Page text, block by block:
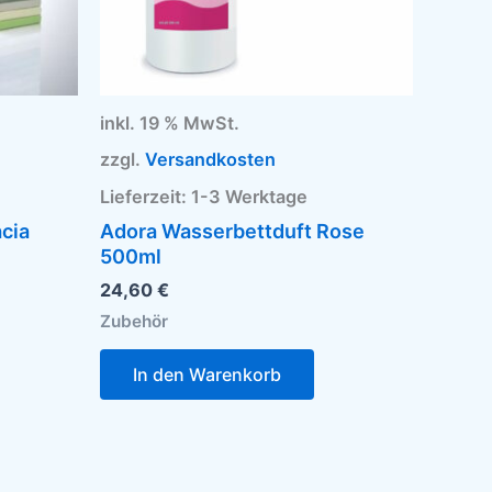
inkl. 19 % MwSt.
zzgl. Versandkosten
Lieferzeit: 1-3 Werktage
Adora Wasserbettduft Rose
500ml
24,60 €
Zubehör
In den Warenkorb